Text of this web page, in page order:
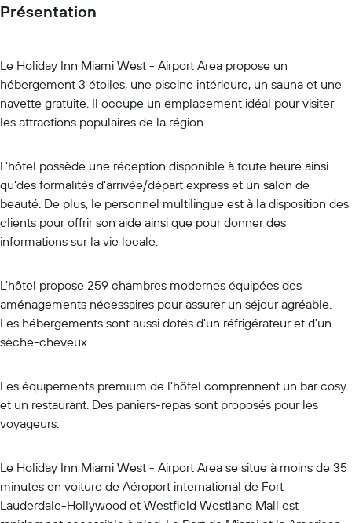
Présentation
Le Holiday Inn Miami West - Airport Area propose un
hébergement 3 étoiles, une piscine intérieure, un sauna et une
navette gratuite. Il occupe un emplacement idéal pour visiter
les attractions populaires de la région.
L'hôtel possède une réception disponible à toute heure ainsi
qu'des formalités d'arrivée/départ express et un salon de
beauté. De plus, le personnel multilingue est à la disposition des
clients pour offrir son aide ainsi que pour donner des
informations sur la vie locale.
L'hôtel propose 259 chambres modernes équipées des
aménagements nécessaires pour assurer un séjour agréable.
Les hébergements sont aussi dotés d'un réfrigérateur et d'un
sèche-cheveux.
Les équipements premium de l'hôtel comprennent un bar cosy
et un restaurant. Des paniers-repas sont proposés pour les
voyageurs.
Le Holiday Inn Miami West - Airport Area se situe à moins de 35
minutes en voiture de Aéroport international de Fort
Lauderdale-Hollywood et Westfield Westland Mall est